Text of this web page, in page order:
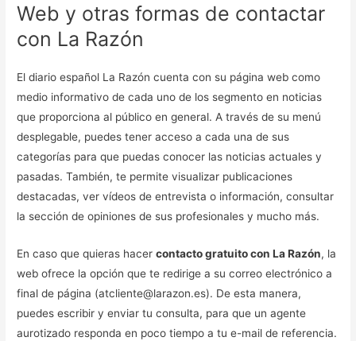
Web y otras formas de contactar
con La Razón
El diario español La Razón cuenta con su página web como
medio informativo de cada uno de los segmento en noticias
que proporciona al público en general. A través de su menú
desplegable, puedes tener acceso a cada una de sus
categorías para que puedas conocer las noticias actuales y
pasadas. También, te permite visualizar publicaciones
destacadas, ver vídeos de entrevista o información, consultar
la sección de opiniones de sus profesionales y mucho más.
En caso que quieras hacercontacto gratuito con La Razón, la
web ofrece la opción que te redirige a su correo electrónico a
final de página (atcliente@larazon.es). De esta manera,
puedes escribir y enviar tu consulta, para que un agente
aurotizado responda en poco tiempo a tu e-mail de referencia.